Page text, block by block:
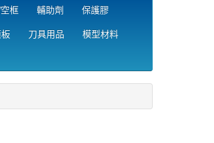
框 輔助劑 保護膠
刀具用品 模型材料